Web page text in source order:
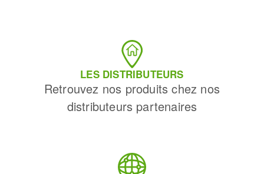
LES DISTRIBUTEURS
Retrouvez nos produits chez nos
distributeurs partenaires